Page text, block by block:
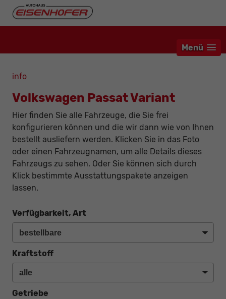
Menü
info
Volkswagen Passat Variant
Hier finden Sie alle Fahrzeuge, die Sie frei
konfigurieren können und die wir dann wie von Ihnen
bestellt ausliefern werden. Klicken Sie in das Foto
oder einen Fahrzeugnamen, um alle Details dieses
Fahrzeugs zu sehen. Oder Sie können sich durch
Klick bestimmte Ausstattungspakete anzeigen
lassen.
Verfügbarkeit, Art
Kraftstoff
Getriebe